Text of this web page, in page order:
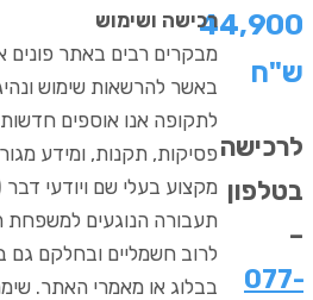
44,900
ש"ח
לרכישה
בטלפון
–
077-
רכישה ושימוש
מבקרים רבים באתר פונים
באשר להרשאות שימוש
לתקופה אנו אוספים
פסיקות, תקנות, ומידע
מקצוע בעלי שם ויודעי
תעבורה הנוגעים למשפחת
לרוב חשמליים ובחלקם גם
בבלוג או מאמרי האתר.